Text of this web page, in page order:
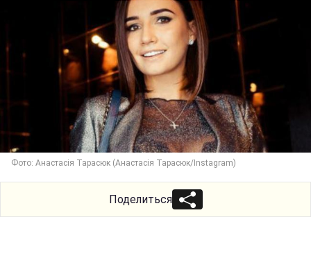
Фото: Анастасія Тарасюк (Анастасія Тарасюк/Instagram)
Поделиться